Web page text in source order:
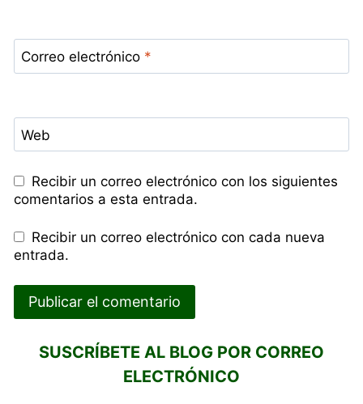
Correo electrónico *
Web
Recibir un correo electrónico con los siguientes
comentarios a esta entrada.
Recibir un correo electrónico con cada nueva
entrada.
SUSCRÍBETE AL BLOG POR CORREO
ELECTRÓNICO